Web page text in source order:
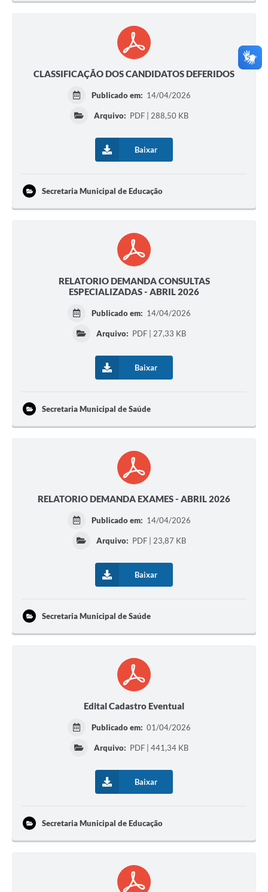
CLASSIFICAÇÃO DOS CANDIDATOS DEFERIDOS
Publicado em: 14/04/2026
Arquivo: PDF | 288,50 KB
Baixar
Secretaria Municipal de Educação
RELATORIO DEMANDA CONSULTAS
ESPECIALIZADAS - ABRIL 2026
Publicado em: 14/04/2026
Arquivo: PDF | 27,33 KB
Baixar
Secretaria Municipal de Saúde
RELATORIO DEMANDA EXAMES - ABRIL 2026
Publicado em: 14/04/2026
Arquivo: PDF | 23,87 KB
Baixar
Secretaria Municipal de Saúde
Edital Cadastro Eventual
Publicado em: 01/04/2026
Arquivo: PDF | 441,34 KB
Baixar
Secretaria Municipal de Educação